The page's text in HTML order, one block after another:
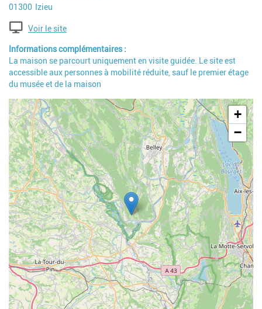
Code postal
01300 Ville
Izieu
Voir le site
Informations complémentaires
La maison se parcourt uniquement en visite guidée. Le site est
accessible aux personnes à mobilité réduite, sauf le premier étage
du musée et de la maison
Geolocalisation
+
−